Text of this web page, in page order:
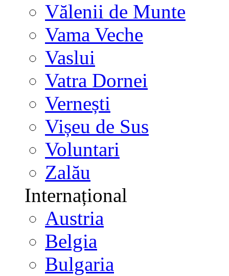
Vălenii de Munte
Vama Veche
Vaslui
Vatra Dornei
Vernești
Vișeu de Sus
Voluntari
Zalău
Internațional
Austria
Belgia
Bulgaria